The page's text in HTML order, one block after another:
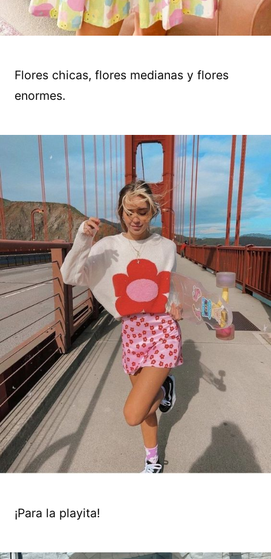
Flores chicas, flores medianas y flores
enormes.
¡Para la playita!